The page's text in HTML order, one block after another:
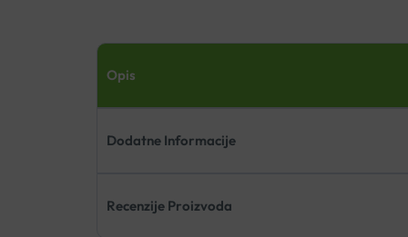
Opis
Dodatne Informacije
Recenzije Proizvoda